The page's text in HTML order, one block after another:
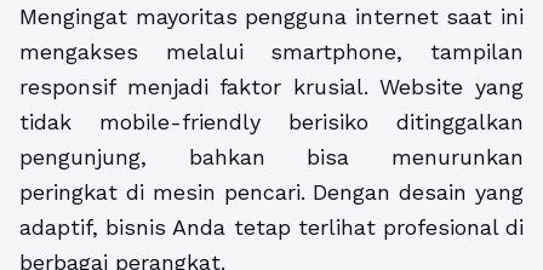
Mengingat mayoritas pengguna internet saat ini
mengakses melalui smartphone, tampilan
responsif menjadi faktor krusial. Website yang
tidak mobile-friendly berisiko ditinggalkan
pengunjung, bahkan bisa menurunkan
peringkat di mesin pencari. Dengan desain yang
adaptif, bisnis Anda tetap terlihat profesional di
berbagai perangkat.